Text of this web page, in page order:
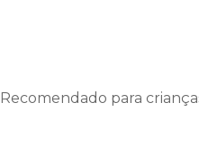
Recomendado para